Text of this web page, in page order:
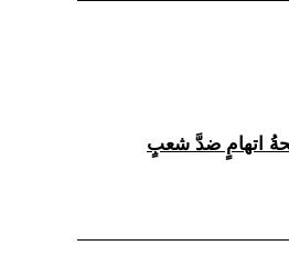
اتهامٍ ضدَّ شعبٍ